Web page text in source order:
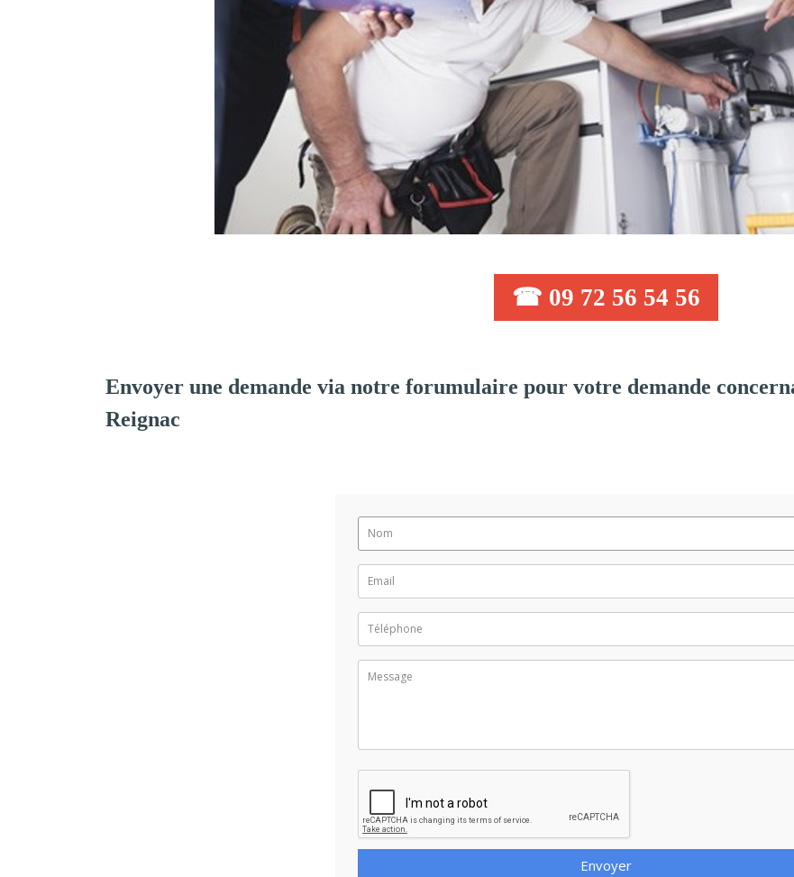
☎ 09 72 56 54 56
Envoyer une demande via notre forumulaire pour votre demande
Reignac
Envoyer